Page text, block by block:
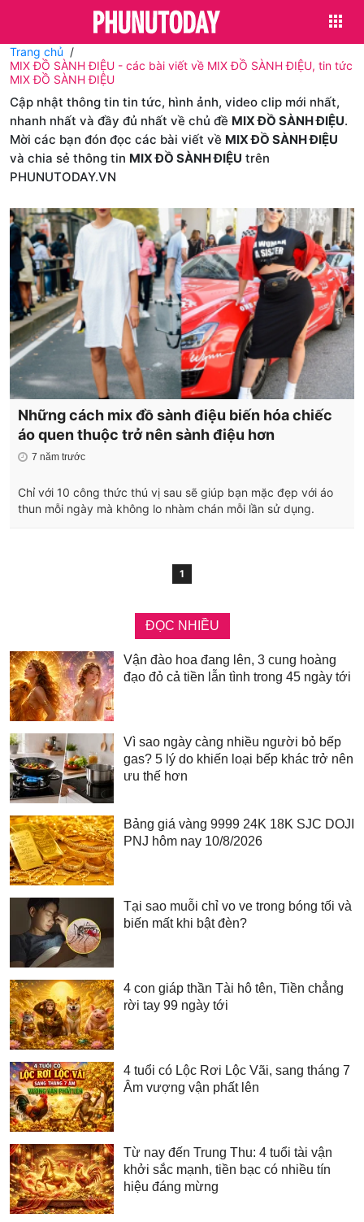
Trang chủ
MIX ĐỒ SÀNH ĐIỆU - các bài viết về MIX ĐỒ SÀNH ĐIỆU, tin tức
MIX ĐỒ SÀNH ĐIỆU
Cập nhật thông tin tin tức, hình ảnh, video clip mới nhất,
nhanh nhất và đầy đủ nhất về chủ đề MIX ĐỒ SÀNH ĐIỆU.
Mời các bạn đón đọc các bài viết về MIX ĐỒ SÀNH ĐIỆU
và chia sẻ thông tin MIX ĐỒ SÀNH ĐIỆU trên
PHUNUTODAY.VN
Những cách mix đồ sành điệu biến hóa chiếc
áo quen thuộc trở nên sành điệu hơn
7 năm trước
Chỉ với 10 công thức thú vị sau sẽ giúp bạn mặc đẹp với áo
thun mỗi ngày mà không lo nhàm chán mỗi lần sử dụng.
1
ĐỌC NHIỀU
Vận đào hoa đang lên, 3 cung hoàng
đạo đỏ cả tiền lẫn tình trong 45 ngày tới
Vì sao ngày càng nhiều người bỏ bếp
gas? 5 lý do khiến loại bếp khác trở nên
ưu thế hơn
Bảng giá vàng 9999 24K 18K SJC DOJI
PNJ hôm nay 10/8/2026
Tại sao muỗi chỉ vo ve trong bóng tối và
biến mất khi bật đèn?
4 con giáp thần Tài hô tên, Tiền chẳng
rời tay 99 ngày tới
4 tuổi có Lộc Rơi Lộc Vãi, sang tháng 7
Âm vượng vận phất lên
Từ nay đến Trung Thu: 4 tuổi tài vận
khởi sắc mạnh, tiền bạc có nhiều tín
hiệu đáng mừng